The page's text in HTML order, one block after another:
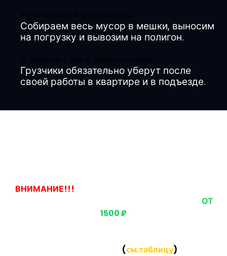
Собираем весь мусор в мешки, выносим
на погрузку и вывозим на полигон.
Грузчики обязательно уберут после
своей работы в квартире и в подъезде.
ВНИМАНИЕ!!!
ОТ
1500 ₽
(см.таблицу)